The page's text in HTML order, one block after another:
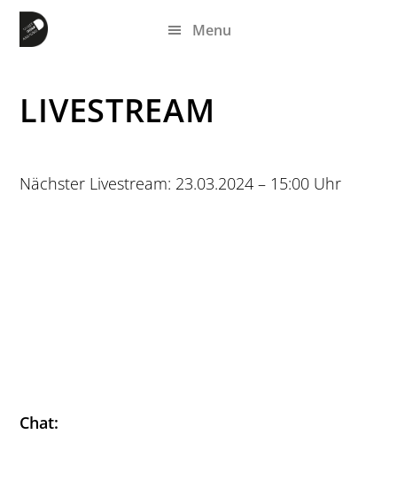
Zum
Inhalt
Zur
Seitenspalte
Zur
Fußzeile
Menu
LIVESTREAM
Nächster Livestream: 23.03.2024 – 15:00 Uhr
Chat: